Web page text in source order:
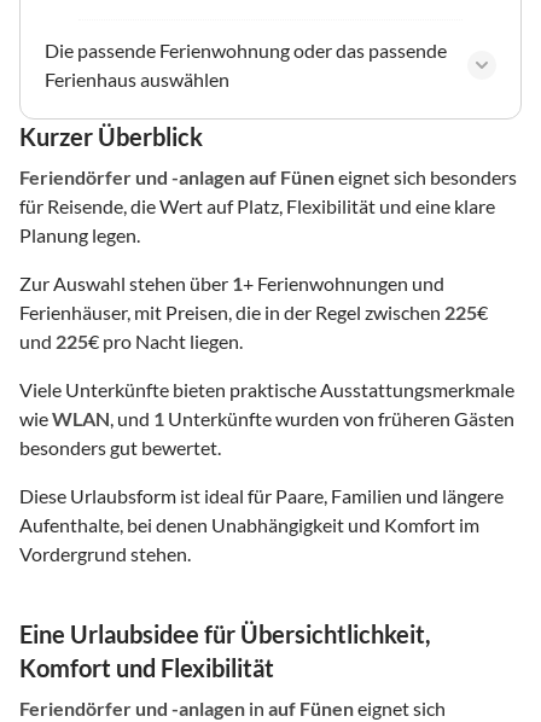
Die passende Ferienwohnung oder das passende
Ferienhaus auswählen
Kurzer Überblick
Feriendörfer und -anlagenauf Füneneignet sich besonders
für Reisende, die Wert auf Platz, Flexibilität und eine klare
Planung legen.
Zur Auswahl stehen über 1+ Ferienwohnungen und
Ferienhäuser, mit Preisen, die in der Regel zwischen 225€
und 225€ pro Nacht liegen.
Viele Unterkünfte bieten praktische Ausstattungsmerkmale
wieWLAN, und 1 Unterkünfte wurden von früheren Gästen
besonders gut bewertet.
Diese Urlaubsform ist ideal für Paare, Familien und längere
Aufenthalte, bei denen Unabhängigkeit und Komfort im
Vordergrund stehen.
Eine Urlaubsidee für Übersichtlichkeit,
Komfort und Flexibilität
Feriendörfer und -anlagen in auf Füneneignet sich